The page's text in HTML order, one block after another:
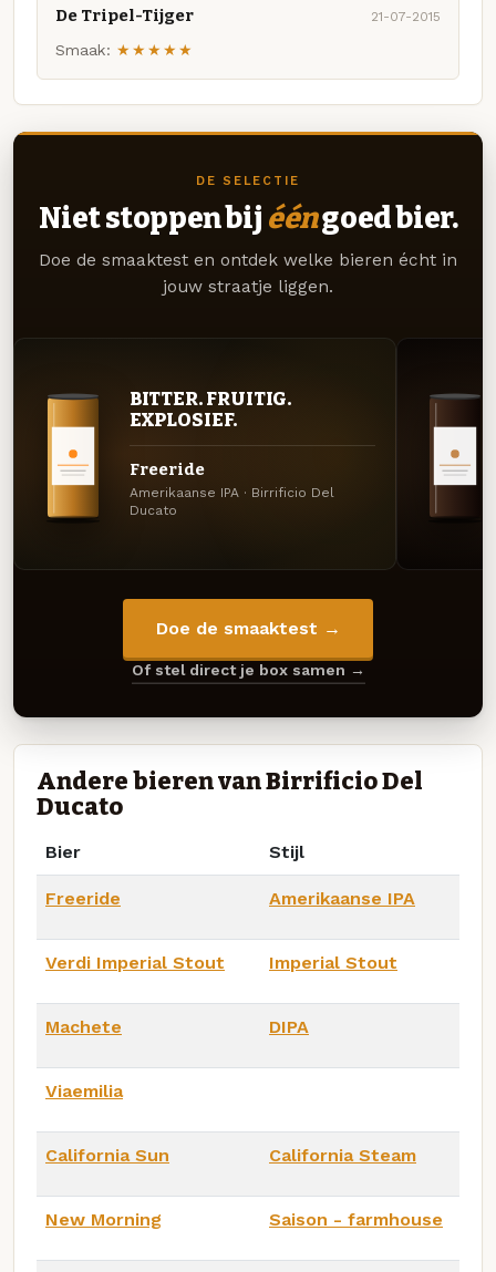
De Tripel-Tijger 21-07-2015
Smaak: ★★★★★
DE SELECTIE
Niet stoppen bij ééngoed bier.
Doe de smaaktest en ontdek welke bieren écht in
jouw straatje liggen.
BITTER. FRUITIG.
EXPLOSIEF.
Freeride
Amerikaanse IPA · Birrificio Del
Ducato
Doe de smaaktest →
Of stel direct je box samen →
Andere bieren van Birrificio Del
Ducato
Bier Stijl
Freeride Amerikaanse IPA
Verdi Imperial Stout Imperial Stout
Machete DIPA
Viaemilia
California Sun California Steam
New Morning Saison - farmhouse